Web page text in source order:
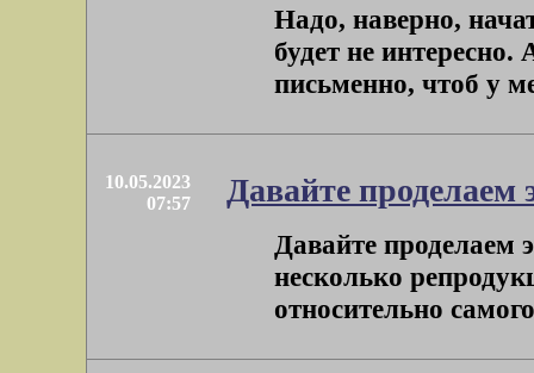
Надо, наверно,
будет не
письменно, чтоб у
10.05.2023
07:57
Давайте проделаем
Давайте проделаем
несколько
относительно